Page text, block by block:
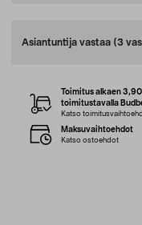
Asiantuntija vastaa (3
Toimitus alkaen
toimitustavalla
Katso
Maksuvaihtoehdot
Katso ostoehdot